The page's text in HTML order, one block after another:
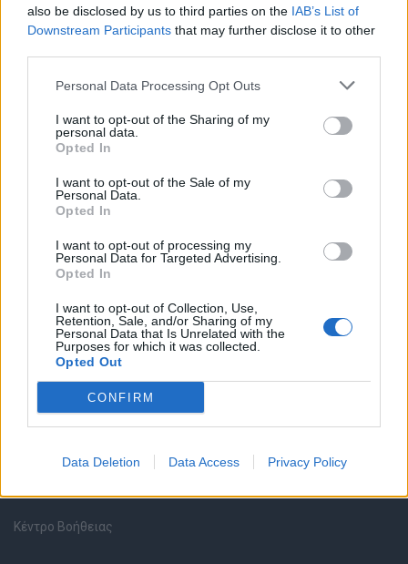
also be disclosed by us to third parties on the IAB’s List of
Downstream Participants that may further disclose it to other
Personal Data Processing Opt Outs
I want to opt-out of the Sharing of my
personal data.
Opted In
I want to opt-out of the Sale of my
Personal Data.
Opted In
I want to opt-out of processing my
Personal Data for Targeted Advertising.
Opted In
I want to opt-out of Collection, Use,
Retention, Sale, and/or Sharing of my
Personal Data that Is Unrelated with the
Purposes for which it was collected.
Opted Out
CONFIRM
Data Deletion Data Access Privacy Policy
Διαμονή σε δίκλινα δωμάτια κοντά στα καταστήματα
Διατροφή (ένα σνακ αλμυρό & 1 γεύμα , 1 καφές ή τσάι κατά
την διάρκεια της βάρδιας)
Θέσεις εργασίας
Όλες οι Θέσεις Εργασίας
Κέντρο Βοήθειας